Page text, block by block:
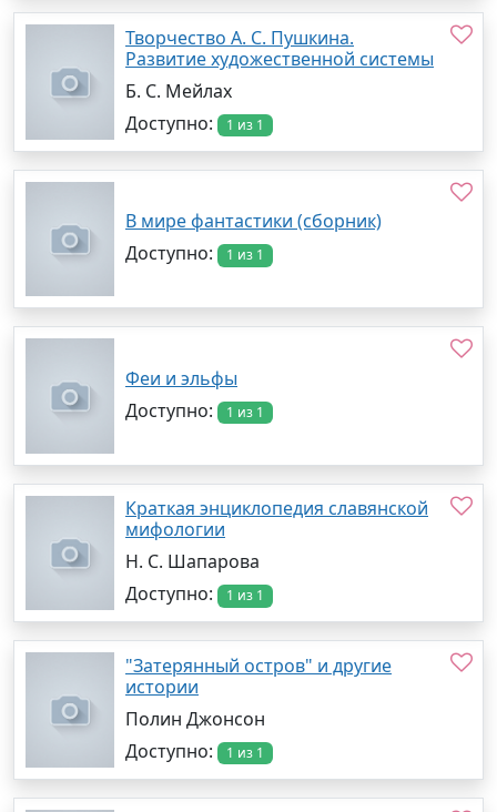
Творчество А. С. Пушкина.
Развитие художественной системы
Б. С. Мейлах
Доступно:
1 из 1
В мире фантастики (сборник)
Доступно:
1 из 1
Феи и эльфы
Доступно:
1 из 1
Краткая энциклопедия славянской
мифологии
Н. С. Шапарова
Доступно:
1 из 1
"Затерянный остров" и другие
истории
Полин Джонсон
Доступно:
1 из 1